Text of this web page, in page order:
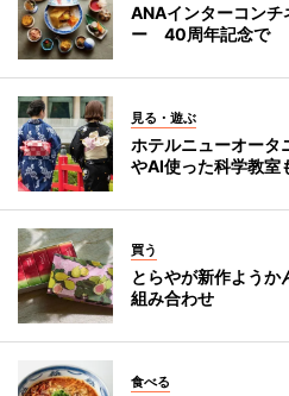
ANAインターコンチ
ー 40周年記念で
見る・遊ぶ
ホテルニューオー
やAI使った科学教室
買う
とらやが新作よう
組み合わせ
食べる